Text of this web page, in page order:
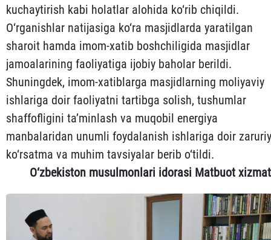
kuchaytirish kabi holatlar alohida ko‘rib chiqildi.
O‘rganishlar natijasiga ko‘ra masjidlarda yaratilgan
sharoit hamda imom-xatib boshchiligida masjidlar
jamoalarining faoliyatiga ijobiy baholar berildi.
Shuningdek, imom-xatiblarga masjidlarning moliyaviy
ishlariga doir faoliyatni tartibga solish, tushumlar
shaffofligini ta’minlash va muqobil energiya
manbalaridan unumli foydalanish ishlariga doir zaruriy
ko‘rsatma va muhim tavsiyalar berib o‘tildi.
O‘zbekiston musulmonlari idorasi Matbuot